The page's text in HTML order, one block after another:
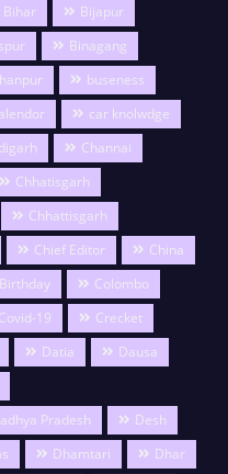
Bihar
Bijapur
Binagang
buseness
car knolwdge
Channai
Chhatisgarh
Chhattisgarh
Chief Editor
China
Colombo
Covid-19
Crecket
Datia
Dausa
Pradesh
Desh
Dhamtari
Dhar